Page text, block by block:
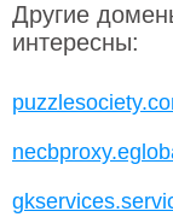
Другие
интересны: